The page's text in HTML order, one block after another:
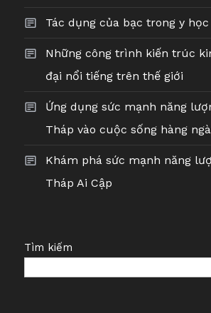
Tác dụng của bạc trong y
Những công trình kiến trúc
đại nổi tiếng trên thế giới
Ứng dụng sức mạnh năng
Tháp vào cuộc sống hàng
Khám phá sức mạnh năng
Tháp Ai Cập
Tìm kiếm